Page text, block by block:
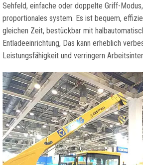
Sehfeld, einfache oder doppelte Griff-
proportionales system. Es ist bequem,
gleichen Zeit, bestückbar mit
Entladeeinrichtung, Das kann erheblich
Leistungsfähigkeit und verringern